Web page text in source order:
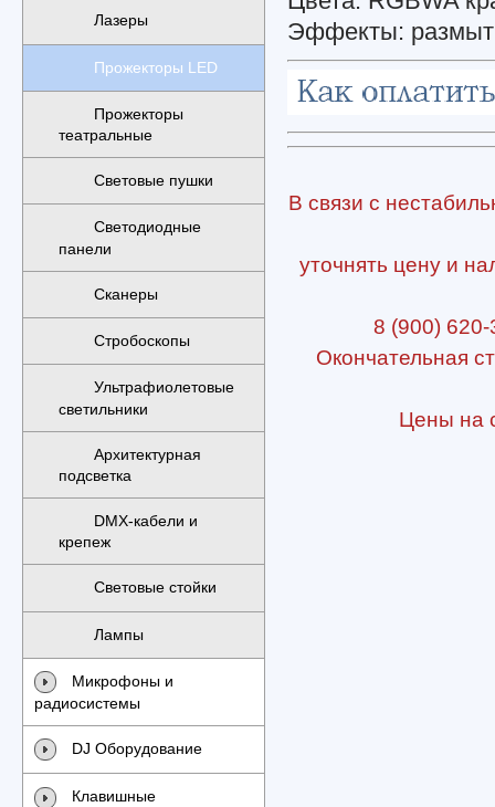
Лазеры
Прожекторы LED
Прожекторы
театральные
Световые пушки
Светодиодные
панели
Сканеры
Стробоскопы
Ультрафиолетовые
светильники
Архитектурная
подсветка
DMX-кабели и
крепеж
Световые стойки
Лампы
Микрофоны и
радиосистемы
DJ Оборудование
Клавишные
Эффекты:
В связи с
уточнять цену и
8 (900)
Окончательная
Цены на